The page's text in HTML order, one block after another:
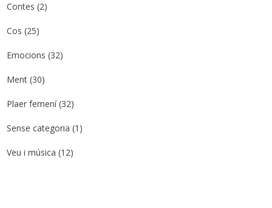
Contes (2)
Cos (25)
Emocions (32)
Ment (30)
Plaer femení(32)
Sense categoria (1)
Veu i música (12)